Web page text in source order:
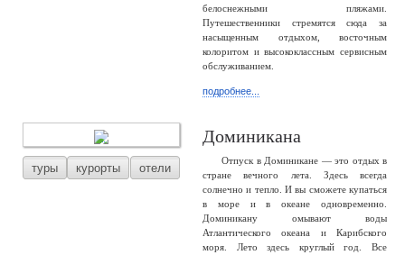
белоснежными пляжами.
Путешественники стремятся сюда за
насыщенным отдыхом, восточным
колоритом и высококлассным сервисным
обслуживанием.
подробнее...
туры курорты отели
Доминикана
Отпуск в Доминикане — это отдых в
стране вечного лета. Здесь всегда
солнечно и тепло. И вы сможете купаться
в море и в океане одновременно.
Доминикану омывают воды
Атлантического океана и Карибского
моря. Лето здесь круглый год. Все